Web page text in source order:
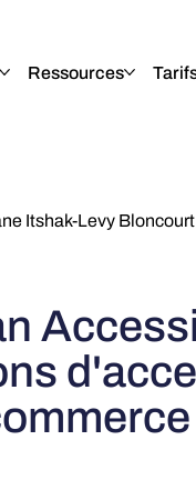
Ressources
Itshak-Levy Bloncourt